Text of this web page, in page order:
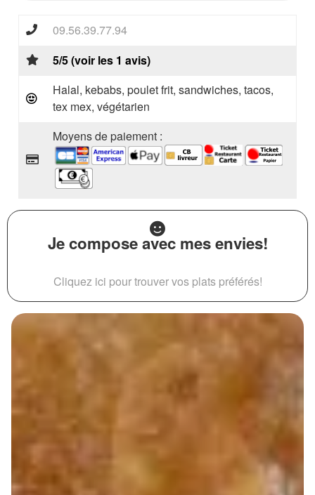
09.56.39.77.94
5/5 (voir les 1 avis)
Halal, kebabs, poulet frit, sandwiches, tacos,
tex mex, végétarien
Moyens de paiement :
Je compose avec mes envies!
Cliquez ici pour trouver vos plats préférés!